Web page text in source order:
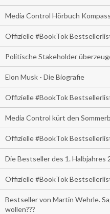
Media Control Hörbuch
Offizielle #BookTok
Politische Stakeholder
Elon Musk - Die Biografie
Offizielle #BookTok
Media Control kürt den
Offizielle #BookTok
Die Bestseller des 1. Halbjahres
Offizielle #BookTok
Bestseller von Martin Wehrle.
wollen???